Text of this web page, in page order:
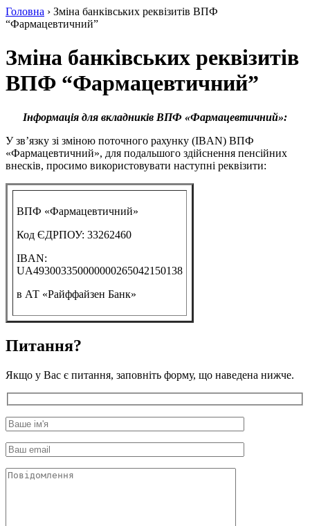
Головна › Зміна банківських реквізитів ВПФ
“Фармацевтичний”
Зміна банківських реквізитів
ВПФ “Фармацевтичний”
Інформація для вкладників ВПФ «Фармацевтичний»:
У зв’язку зі зміною поточного рахунку (IBAN) ВПФ
«Фармацевтичний», для подальшого здійснення пенсійних
внесків, просимо використовувати наступні реквізити:
ВПФ «Фармацевтичний»
Код ЄДРПОУ: 33262460
IBAN:
UA493003350000000265042150138
в АТ «Райффайзен Банк»
Питання?
Якщо у Вас є питання, заповніть форму, що наведена нижче.